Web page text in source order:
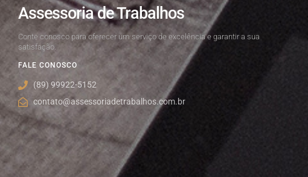
Assessoria de Trabalhos
Conte conosco para oferecer um serviço de excelência e garantir a sua
satisfação.
FALE CONOSCO
(89) 99922-5152
contato@assessoriadetrabalhos.com.br